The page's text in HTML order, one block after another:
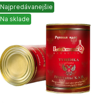
Najpredávanejšie
Na sklade